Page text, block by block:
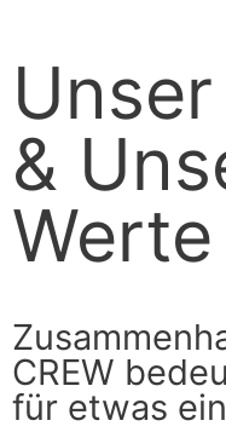
&
Werte
CREW
für etwas